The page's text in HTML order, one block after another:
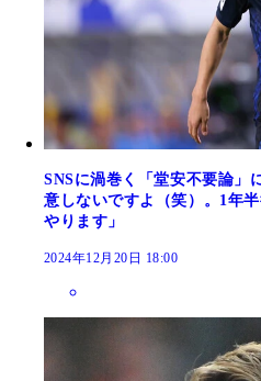
SNSに渦巻く「堂安不要論
意しないですよ（笑）。1年
やります」
2024年12月20日 18:00